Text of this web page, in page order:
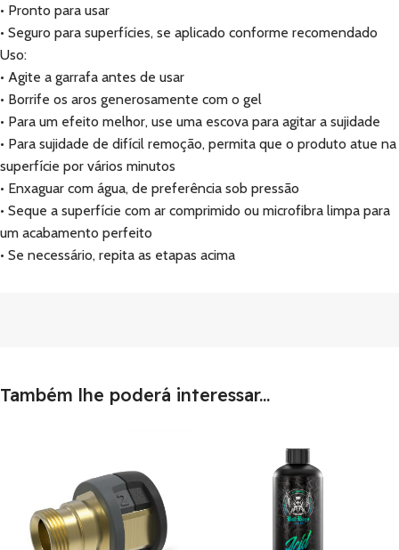
• Pronto para usar
• Seguro para superfícies, se aplicado conforme recomendado
Uso:
• Agite a garrafa antes de usar
• Borrife os aros generosamente com o gel
• Para um efeito melhor, use uma escova para agitar a sujidade
• Para sujidade de difícil remoção, permita que o produto atue na
superfície por vários minutos
• Enxaguar com água, de preferência sob pressão
• Seque a superfície com ar comprimido ou microfibra limpa para
um acabamento perfeito
• Se necessário, repita as etapas acima
Também lhe poderá interessar...